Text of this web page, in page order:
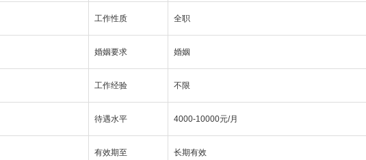
工作性质 全职
婚姻要求 婚姻
工作经验 不限
待遇水平 4000-10000元/月
有效期至 长期有效